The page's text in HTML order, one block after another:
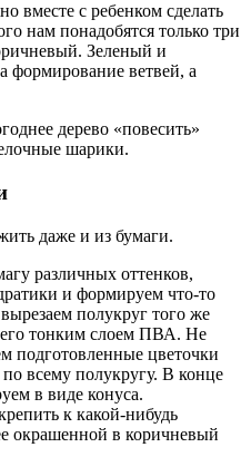
вместе с ребенком сделать
нам понадобятся только три
Зеленый и
формирование ветвей, а
дерево «повесить»
шарики.
даже и из бумаги.
различных оттенков,
и формируем что-то
полукруг того же
тонким слоем ПВА. Не
подготовленные цветочки
всему полукругу. В конце
в виде конуса.
к какой-нибудь
окрашенной в коричневый